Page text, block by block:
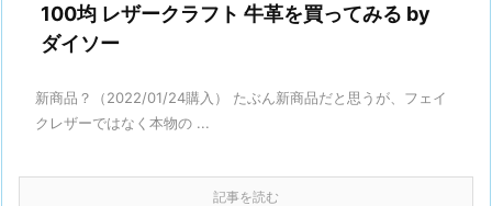
100均 レザークラフト 牛革を買ってみる by
ダイソー
新商品？（2022/01/24購入） たぶん新商品だと思うが、フェイ
クレザーではなく本物の ...
記事を読む